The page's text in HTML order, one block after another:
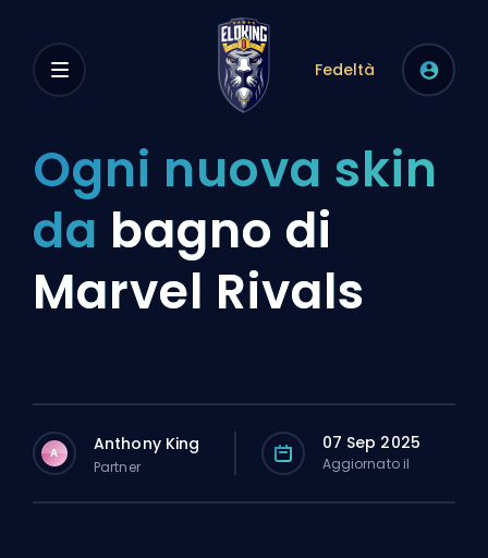
Fedeltà
Ogni nuova skin
da bagno di
Marvel Rivals
A Anthony King
Partner
07 Sep 2025
Aggiornato il